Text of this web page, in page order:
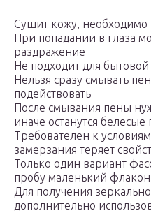
Сушит кожу, необходимо
При попадании в глаза
раздражение
Не подходит для
Нельзя сразу смывать
подействовать
После смывания пены
иначе останутся белесые
Требователен к
замерзания теряет
Только один вариант
пробу маленький флакон
Для получения
дополнительно